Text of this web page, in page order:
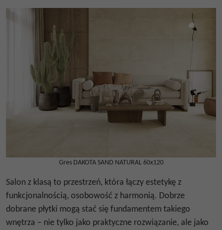
Gres DAKOTA SAND NATURAL 60x120
Salon z klasą to przestrzeń, która łączy estetykę z
funkcjonalnością, osobowość z harmonią. Dobrze
dobrane płytki mogą stać się fundamentem takiego
wnętrza – nie tylko jako praktyczne rozwiązanie, ale jako